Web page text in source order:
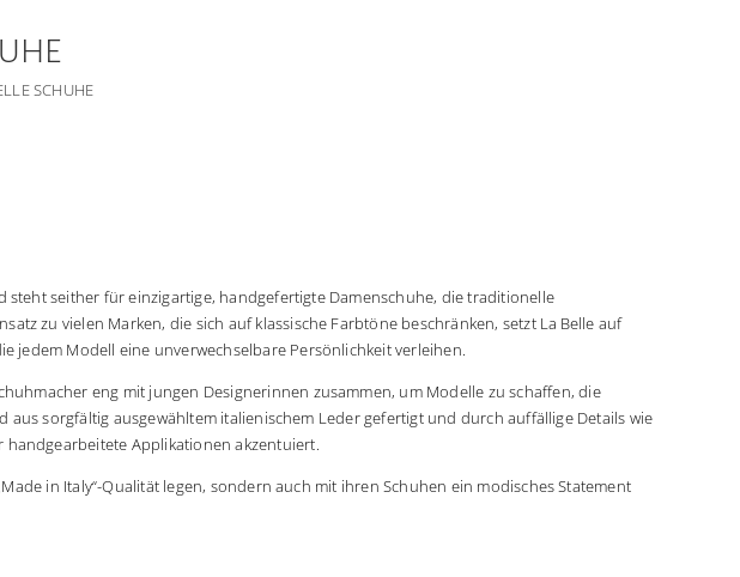
SCHUHE
seither für einzigartige, handgefertigte Damenschuhe, die traditionelle
zu vielen Marken, die sich auf klassische Farbtöne beschränken, setzt La Belle auf
jedem Modell eine unverwechselbare Persönlichkeit verleihen.
eng mit jungen Designerinnen zusammen, um Modelle zu schaffen, die
aus sorgfältig ausgewähltem italienischem Leder gefertigt und durch auffällige Details wie
Applikationen akzentuiert.
in Italy“-Qualität legen, sondern auch mit ihren Schuhen ein modisches Statement